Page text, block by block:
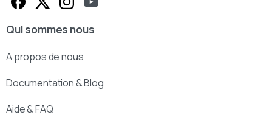
Qui sommes nous
A propos de nous
Documentation & Blog
Aide & FAQ